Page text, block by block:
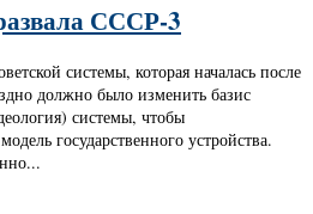
СССР-3
системы, которая началась после
должно было изменить базис
системы, чтобы
государственного устройства.